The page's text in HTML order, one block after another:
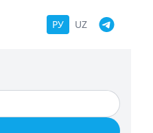
РУ UZ